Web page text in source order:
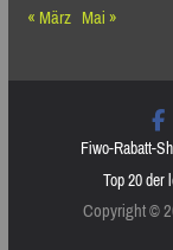
« März Mai »
Fiwo-Rabatt-
Top 20 der
Copyright ©